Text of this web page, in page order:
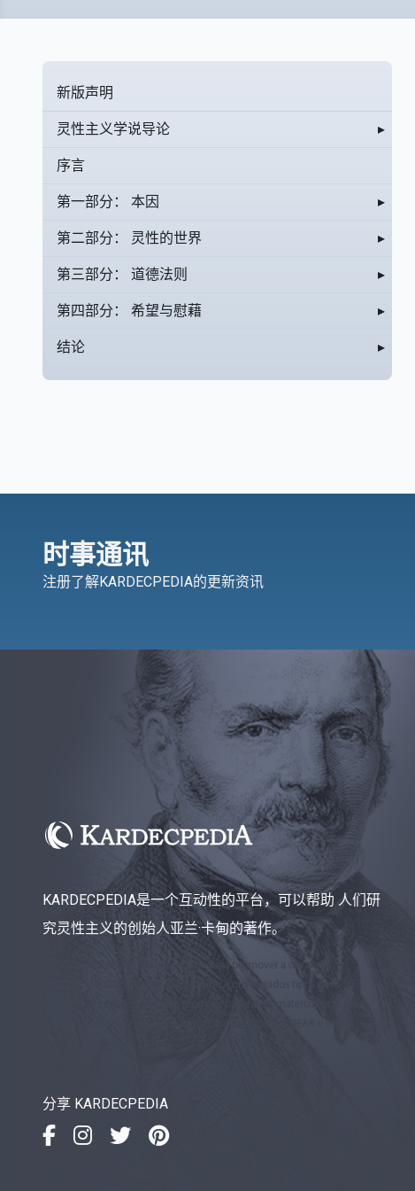
新版声明
灵性主义学说导论 ▸
序言
第一部分： 本因 ▸
第二部分： 灵性的世界 ▸
第三部分： 道德法则 ▸
第四部分： 希望与慰藉 ▸
结论 ▸
时事通讯
注册了解KARDECPEDIA的更新资讯
KARDECPEDIA是一个互动性的平台，可以帮助 人们研
究灵性主义的创始人亚兰·卡甸的著作。
分享 KARDECPEDIA